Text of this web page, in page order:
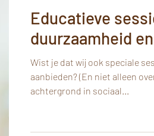
Educatieve
duurzaamheid
Wist je dat wij ook speciale
aanbieden? (En niet alleen
achtergrond in sociaal...